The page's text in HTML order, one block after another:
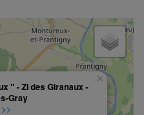
" - ZI des Giranaux -
Gray
×